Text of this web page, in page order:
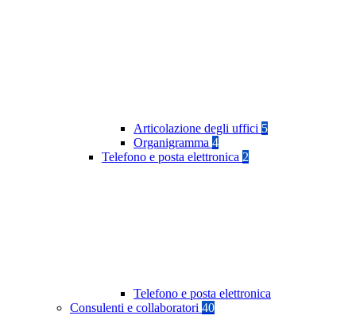
Articolazione degli uffici 5
Organigramma 4
Telefono e posta elettronica 2
Telefono e posta elettronica
Consulenti e collaboratori 40